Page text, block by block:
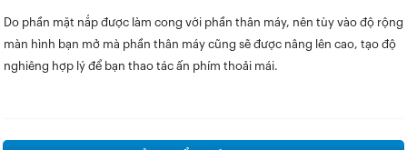
Do phần mặt nắp được làm cong với phần thân máy, nên tùy vào độ rộng
màn hình bạn mở mà phần thân máy cũng sẽ được nâng lên cao, tạo độ
nghiêng hợp lý để bạn thao tác ấn phím thoải mái.